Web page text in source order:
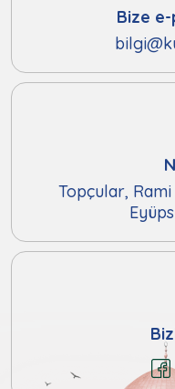
Bize
Topçular, Rami